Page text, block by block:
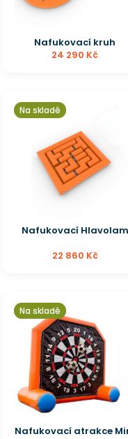
Nafukovací kruh
24 290 Kč
Na skladě
Nafukovací Hlavolam
22 860 Kč
Na skladě
Nafukovací atrakce